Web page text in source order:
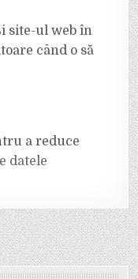
site-ul web în
când o să
a reduce
datele